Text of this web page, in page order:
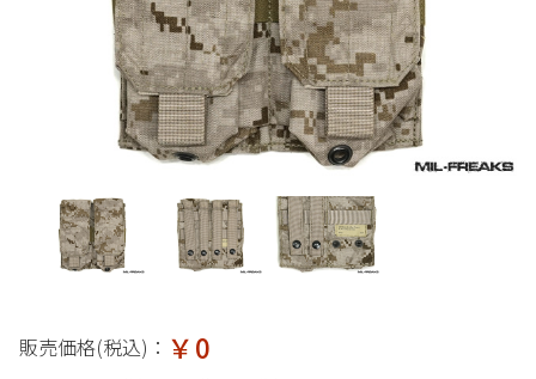
販売価格(税込)： ￥0